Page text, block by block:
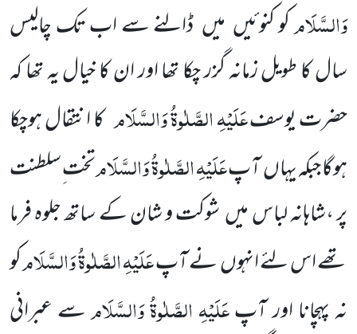
وَالسَّلَامکو کنوئیں میں ڈالنے سے اب تک چالیس
سال کا طویل زمانہ گزر چکا تھا اور ان کا خیال یہ تھا کہ
حضرت یوسفعَلَیْہِ الصَّلٰوۃُ وَالسَّلَام کا انتقال ہوچکا
ہوگا جبکہ یہاں آپعَلَیْہِ الصَّلٰوۃُ وَالسَّلَامتخت ِسلطنت
پر ،شاہانہ لباس میں شوکت و شان کے ساتھ جلوہ فرما
تھے اس لئے انہوں نے آپعَلَیْہِ الصَّلٰوۃُ وَالسَّلَامکو
نہ پہچانا اور آپعَلَیْہِ الصَّلٰوۃُ وَالسَّلَامسے عبرانی